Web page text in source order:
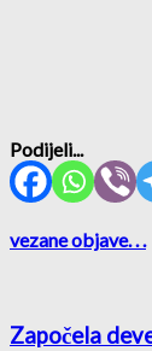
Podijeli...
vezane objave. . .
Započela